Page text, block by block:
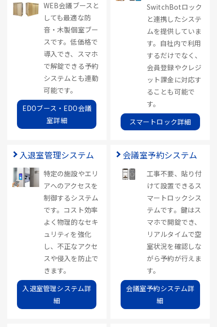
WEB会議ブースと
しても最適な防
音・木製個室ブー
スです。低価格で
導入でき、スマホ
で解錠できる予約
システムとも連動
可能です。
EDOブース・EDO会議
室詳細
SwitchBotロック
と連携したシステ
ムを提供していま
す。自社内で利用
するだけでなく、
会員登録やクレジ
ット課金に対応す
ることも可能で
す。
スマートロック詳細
入退室管理システム
特定の施設やエリ
アへのアクセスを
制御するシステム
です。コスト効率
よく物理的なセキ
ュリティを強化
し、不正なアクセ
スや侵入を防止で
きます。
入退室管理システム詳
細
会議室予約システム
工事不要、貼り付
けて設置できるス
マートロックシス
テムです。鍵はス
マホで開錠でき、
リアルタイムで空
室状況を確認しな
がら予約が行えま
す。
会議室予約システム詳
細